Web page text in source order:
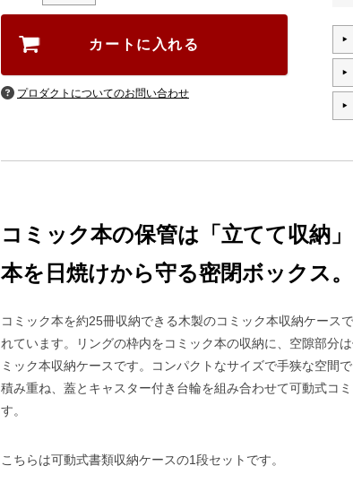
プロダクトについてのお問い合わせ
コミック本の保管は「立てて収納」
本を日焼けから守る密閉ボックス。
コミック本を約25冊収納できる木製のコミック本収納ケース
れています。リングの枠内をコミック本の収納に、空隙部分
ミック本収納ケースです。コンパクトなサイズで手狭な空間
積み重ね、蓋とキャスター付き台輪を組み合わせて可動式コ
す。
こちらは可動式書類収納ケースの1段セットです。